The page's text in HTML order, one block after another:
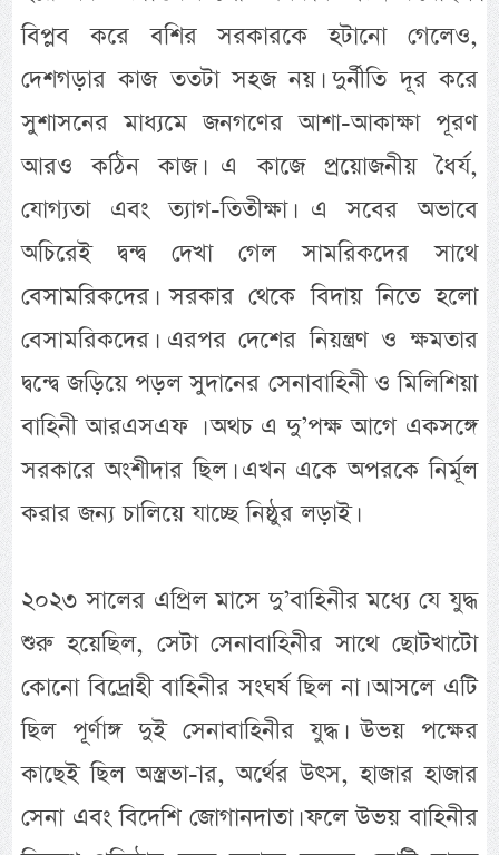
বিপ্লব করে বশির সরকারকে হটানো গেলেও,
দেশগড়ার কাজ ততটা সহজ নয়। দুর্নীতি দূর করে
সুশাসনের মাধ্যমে জনগণের আশা-আকাক্ষা পূরণ
আরও কঠিন কাজ। এ কাজে প্রয়োজনীয় ধৈর্য,
যোগ্যতা এবং ত্যাগ-তিতীক্ষা। এ সবের অভাবে
অচিরেই দ্বন্দ্ব দেখা গেল সামরিকদের সাথে
বেসামরিকদের। সরকার থেকে বিদায় নিতে হলো
বেসামরিকদের। এরপর দেশের নিয়ন্ত্রণ ও ক্ষমতার
দ্বন্দ্বে জড়িয়ে পড়ল সুদানের সেনাবাহিনী ও মিলিশিয়া
বাহিনী আরএসএফ । অথচ এ দু’পক্ষ আগে একসঙ্গে
সরকারে অংশীদার ছিল। এখন একে অপরকে নির্মূল
করার জন্য চালিয়ে যাচ্ছে নিষ্ঠুর লড়াই।
২০২৩ সালের এপ্রিল মাসে দু’বাহিনীর মধ্যে যে যুদ্ধ
শুরু হয়েছিল, সেটা সেনাবাহিনীর সাথে ছোটখাটো
কোনো বিদ্রোহী বাহিনীর সংঘর্ষ ছিল না। আসলে এটি
ছিল পূর্ণাঙ্গ দুই সেনাবাহিনীর যুদ্ধ। উভয় পক্ষের
কাছেই ছিল অস্ত্রভা-ার, অর্থের উৎস, হাজার হাজার
সেনা এবং বিদেশি জোগানদাতা। ফলে উভয় বাহিনীর